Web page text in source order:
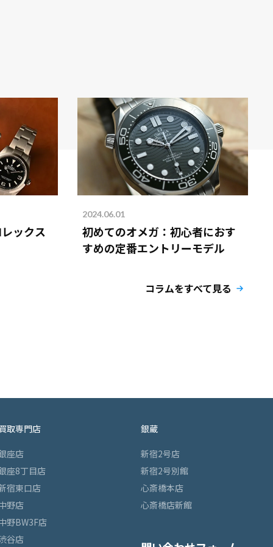
ックス
2024.06.01
初めてのオメガ：初心者におす
すめの定番エントリーモデル
コラムをすべて見る
取専門店
座店
座8丁目店
宿東口店
野店
野BW3F店
谷店
銀蔵
新宿2号店
新宿2号別館
心斎橋本店
心斎橋店新館